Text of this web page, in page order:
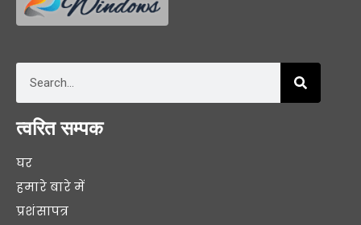
त्वरित सम्पक
घर
हमारे बारे में
प्रशंसापत्र